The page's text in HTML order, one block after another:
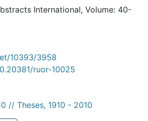
International, Volume: 40-
10393/3958
ruor-10025
// Theses, 1910 - 2010